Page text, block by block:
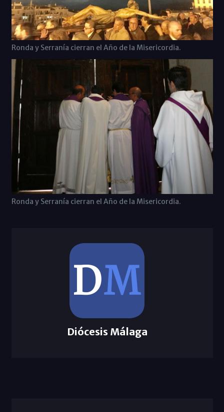
Ronda y Serranía cierran el Año de la Misericordia.
Ronda y Serranía cierran el Año de la Misericordia.
Diócesis Málaga